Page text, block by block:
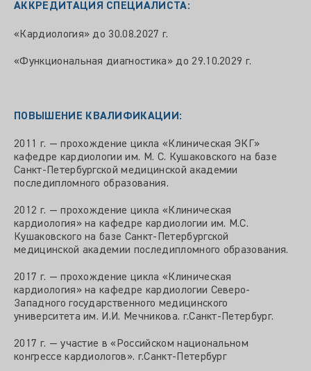
АККРЕДИТАЦИЯ СПЕЦИАЛИСТА:
«Кардиология» до 30.08.2027 г.
«Функциональная диагностика» до 29.10.2029 г.
ПОВЫШЕНИЕ КВАЛИФИКАЦИИ:
2011 г. — прохождение цикла «Клиническая ЭКГ»
кафедре кардиологии им. М. С. Кушаковского на базе
Санкт-Петербургской медицинской академии
последипломного образования.
2012 г. — прохождение цикла «Клиническая
кардиология» на кафедре кардиологии им. М.С.
Кушаковского на базе Санкт-Петербургской
медицинской академии последипломного образования.
2017 г. — прохождение цикла «Клиническая
кардиология» на кафедре кардиологии Северо-
Западного государственного медицинского
университета им. И.И. Мечникова. г.Санкт-Петербург.
2017 г. — участие в «Российском национальном
конгрессе кардиологов». г.Санкт-Петербург